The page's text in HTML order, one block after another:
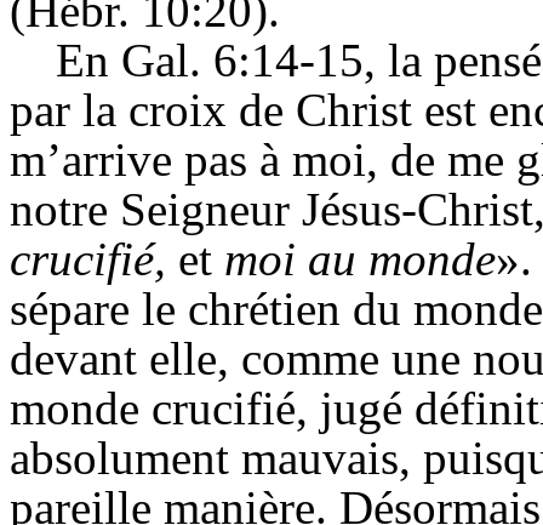
En Gal. 6:14-15, la
par la croix de Christ est
m’arrive pas à moi, de me
notre Seigneur Jésus-
crucifié, et moi au monde».
sépare le chrétien du
devant elle, comme une
monde crucifié, jugé
absolument mauvais,
pareille manière.